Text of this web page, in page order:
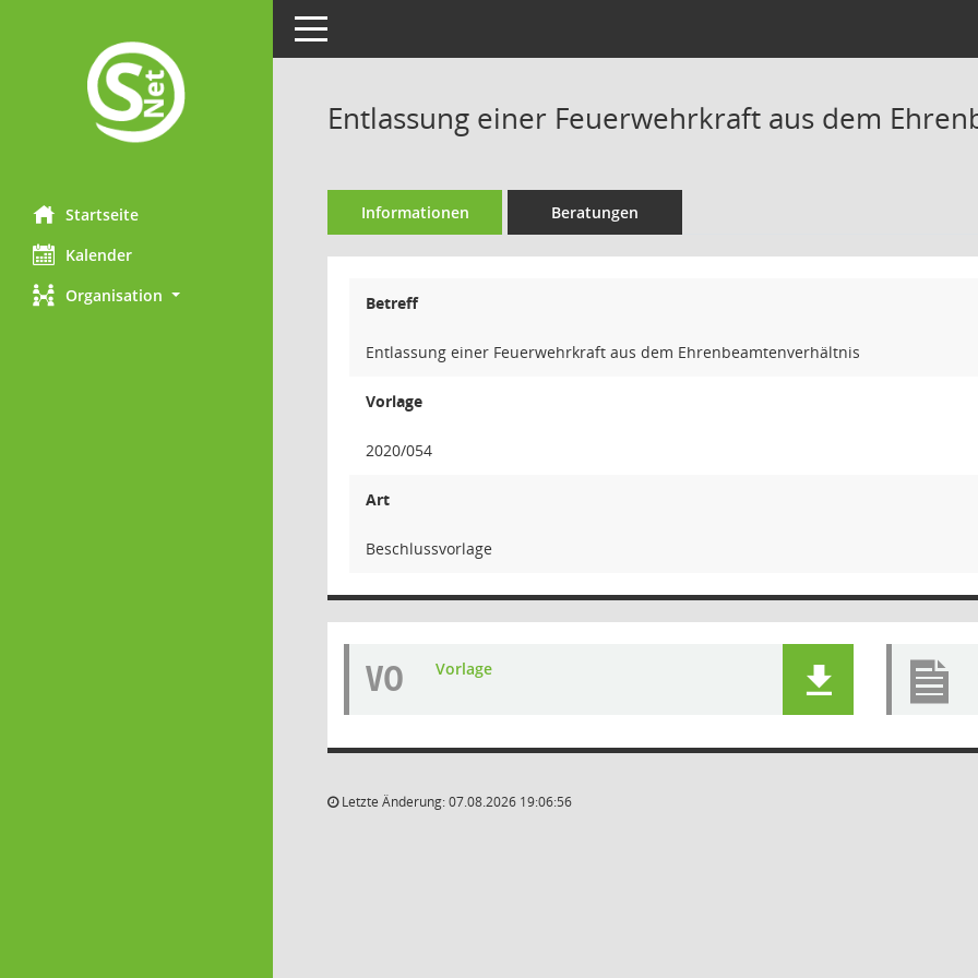
Startseite
Kalender
Organisation
Toggle navigation
Entlassung einer Feuerwehrkraft aus dem
Informationen Beratungen
Betreff
Entlassung einer Feuerwehrkraft aus dem Ehrenbeamtenverhältnis
Vorlage
2020/054
Art
Beschlussvorlage
VO Vorlage
Letzte Änderung: 07.08.2026 19:06:56